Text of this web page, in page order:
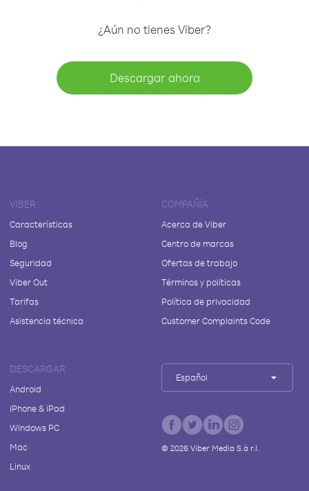
¿Aún no tienes Viber?
Descargar ahora
VIBER
Características
Blog
Seguridad
Viber Out
Tarifas
Asistencia técnica
COMPAÑÍA
Acerca de Viber
Centro de marcas
Ofertas de trabajo
Términos y políticas
Política de privacidad
Customer Complaints Code
DESCARGAR
Android
iPhone & iPad
Windows PC
Mac
Linux
Español
© 2026Viber Media S.à r.l.